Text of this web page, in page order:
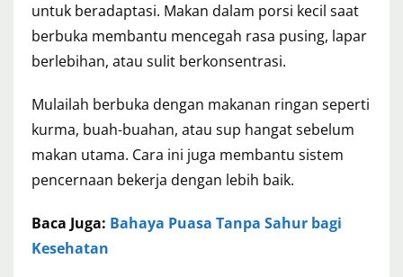
untuk beradaptasi. Makan dalam porsi kecil saat
berbuka membantu mencegah rasa pusing, lapar
berlebihan, atau sulit berkonsentrasi.
Mulailah berbuka dengan makanan ringan seperti
kurma, buah-buahan, atau sup hangat sebelum
makan utama. Cara ini juga membantu sistem
pencernaan bekerja dengan lebih baik.
Baca Juga: Bahaya Puasa Tanpa Sahur bagi
Kesehatan